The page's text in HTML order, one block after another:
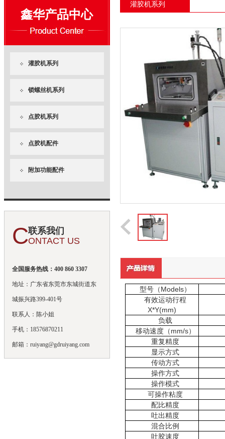
鑫华产品中心
灌胶机系列
锁螺丝机系列
点胶机系列
点胶机配件
附加功能配件
C联系我们
ONTACT US
全国服务热线：400 860 3307
地址：广东省东莞市东城街道东
城振兴路399-401号
联系人：陈小姐
手机：18576870211
邮箱：ruiyang@gdruiyang.com
灌胶机系列
型号（Models）
有效运动行程
X*Y(mm)
负载
移动速度（mm/s）
重复精度
显示方式
传动方式
操作方式
操作模式
可操作粘度
配比精度
吐出精度
混合比例
吐胶速度